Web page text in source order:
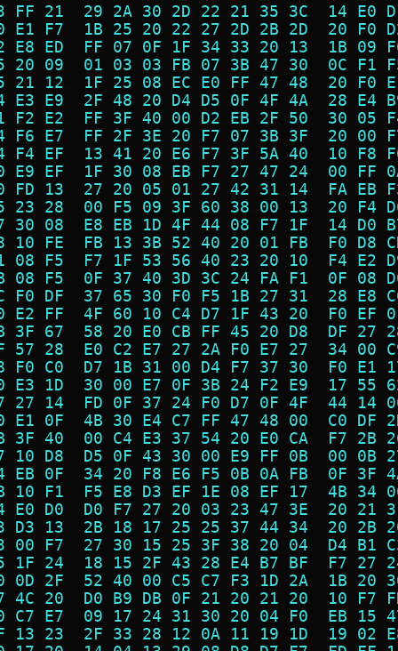
FF 21  29 2A 30 2D 22 21 35 3C  14
E1 F7  1B 25 20 22 27 2D 2B 2D  20
E8 ED  FF 07 0F 1F 34 33 20 13  1B
20 09  01 03 03 FB 07 3B 47 30  0C
21 12  1F 25 08 EC E0 FF 47 48  20
E3 E9  2F 48 20 D4 D5 0F 4F 4A  28
F2 E2  FF 3F 40 00 D2 EB 2F 50  30
F6 E7  FF 2F 3E 20 F7 07 3B 3F  20
F4 EF  13 41 20 E6 F7 3F 5A 40  10
E9 EF  1F 30 08 EB F7 27 47 24  00
FD 13  27 20 05 01 27 42 31 14  FA
23 28  00 F5 09 3F 60 38 00 13  20
30 08  E8 EB 1D 4F 44 08 F7 1F  14
10 FE  FB 13 3B 52 40 20 01 FB  F0
08 F5  F7 1F 53 56 40 23 20 10  F4
08 F5  0F 37 40 3D 3C 24 FA F1  0F
F0 DF  37 65 30 F0 F5 1B 27 31  28
E2 FF  4F 60 10 C4 D7 1F 43 20  F0
3F 67  58 20 E0 CB FF 45 20 D8  DF
57 28  E0 C2 E7 27 2A F0 E7 27  34
F0 C0  D7 1B 31 00 D4 F7 37 30  F0
E3 1D  30 00 E7 0F 3B 24 F2 E9  17
27 14  FD 0F 37 24 F0 D7 0F 4F  44
E1 0F  4B 30 E4 C7 FF 47 48 00  C0
3F 40  00 C4 E3 37 54 20 E0 CA  F7
10 D8  D5 0F 43 30 00 E9 FF 0B  00
EB 0F  34 20 F8 E6 F5 0B 0A FB  0F
10 F1  F5 E8 D3 EF 1E 08 EF 17  4B
E0 D0  D0 F7 27 20 03 23 47 3E  20
D3 13  2B 18 17 25 25 37 44 34  20
00 F7  27 30 15 25 3F 38 20 04  D4
1F 24  18 15 2F 43 28 E4 B7 BF  F7
0D 2F  52 40 00 C5 C7 F3 1D 2A  1B
4C 20  D0 B9 DB 0F 21 20 21 20  10
C7 E7  09 17 24 31 30 20 04 F0  EB
13 23  2F 33 28 12 0A 11 19 1D  19